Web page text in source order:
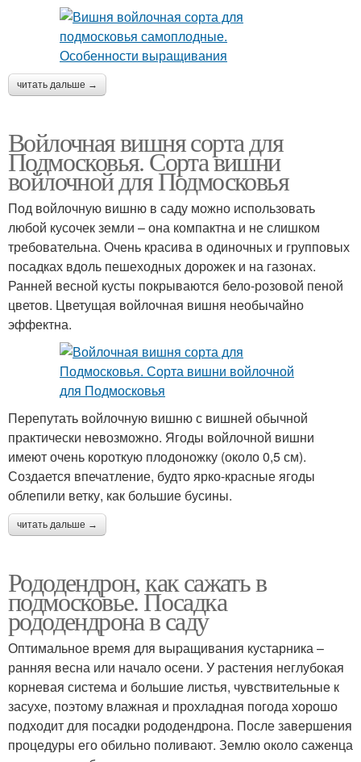
читать дальше →
Войлочная вишня сорта для
Подмосковья. Сорта вишни
войлочной для Подмосковья
Под войлочную вишню в саду можно использовать
любой кусочек земли – она компактна и не слишком
требовательна. Очень красива в одиночных и групповых
посадках вдоль пешеходных дорожек и на газонах.
Ранней весной кусты покрываются бело-розовой пеной
цветов. Цветущая войлочная вишня необычайно
эффектна.
Перепутать войлочную вишню с вишней обычной
практически невозможно. Ягоды войлочной вишни
имеют очень короткую плодоножку (около 0,5 см).
Создается впечатление, будто ярко-красные ягоды
облепили ветку, как большие бусины.
читать дальше →
Рододендрон, как сажать в
подмосковье. Посадка
рододендрона в саду
Оптимальное время для выращивания кустарника –
ранняя весна или начало осени. У растения неглубокая
корневая система и большие листья, чувствительные к
засухе, поэтому влажная и прохладная погода хорошо
подходит для посадки рододендрона. После завершения
процедуры его обильно поливают. Землю около саженца